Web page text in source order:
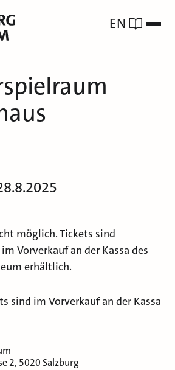
EN
möglich. Tickets sind
Vorverkauf an der Kassa des
erhältlich.
sind im Vorverkauf an der Kassa
2, 5020 Salzburg